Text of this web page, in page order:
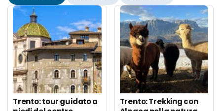
Trento: tour guidato a
Trento: Trekking con